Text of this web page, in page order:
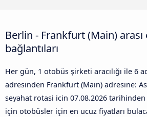
Berlin - Frankfurt (Main)
bağlantıları
Her gün, 1 otobüs şirketi aracılığı ile 6
adresinden Frankfurt (Main) adresine:
seyahat rotasi icin 07.08.2026 tarihinden
için otobüsler için en ucuz fiyatları